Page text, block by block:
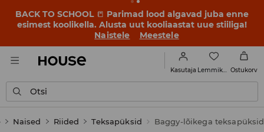
BACK TO SCHOOL 📒 Parimad lood algavad juba enne
esimest koolikella. Alusta uut kooliaastat uue stiiliga!
Naistele
Meestele
Kasutaja Ostukorv
Otsi
Naised Riided Teksapüksid Baggy-lõikega teksapüksid